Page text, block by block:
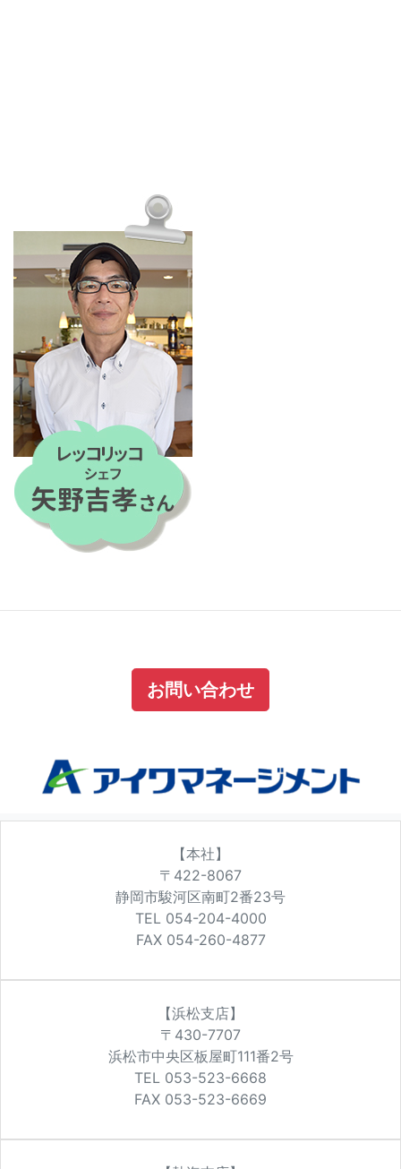
お問い合わせ
【本社】
〒422-8067
静岡市駿河区南町2番23号
TEL 054-204-4000
FAX 054-260-4877
【浜松支店】
〒430-7707
浜松市中央区板屋町111番2号
TEL 053-523-6668
FAX 053-523-6669